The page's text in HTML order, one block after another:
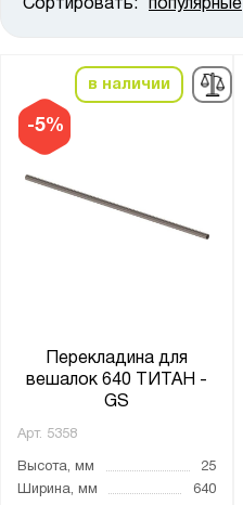
Сортировать: популярные
-5%
в наличии
Перекладина для
вешалок 640 ТИТАН -
GS
Арт. 5358
Высота, мм
25
Ширина, мм
640
Высота, мм:
от
Ширина, мм:
от до